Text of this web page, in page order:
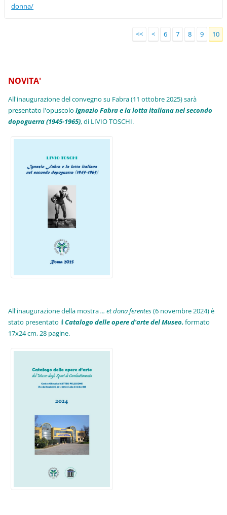
donna/
<< < 6 7 8 9 10
NOVITA'
All'inaugurazione del convegno su Fabra (11 ottobre 2025) sarà
presentato l'opuscoloIgnazio Fabra e la lotta italiana nel secondo
dopoguerra (1945-1965), di LIVIO TOSCHI.
All'inaugurazione della mostra... et dona ferentes(6 novembre 2024) è
stato presentato ilCatalogo delle opere d'arte del Museo, formato
17x24 cm, 28 pagine.